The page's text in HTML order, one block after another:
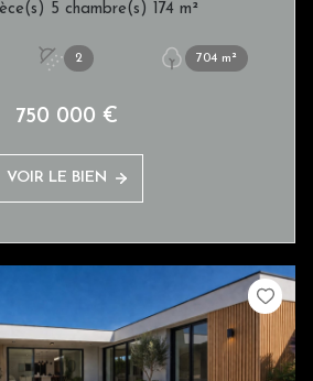
Villa 7 pièce(s) 5 chambre(s) 174 m²
2 704 m²
750 000 €
VOIR LE BIEN